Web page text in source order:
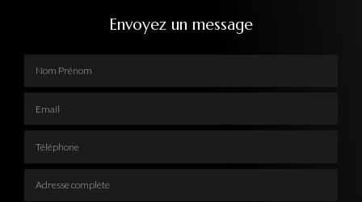
Envoyez un message